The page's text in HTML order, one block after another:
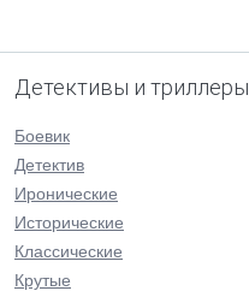
Детективы и триллеры
Боевик
Детектив
Иронические
Исторические
Классические
Крутые